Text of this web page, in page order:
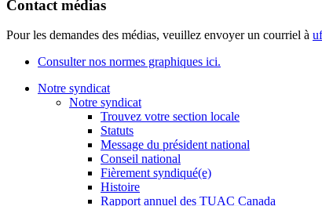
Contact médias
Pour les demandes des médias, veuillez envoyer un courriel à
Consulter nos normes graphiques ici.
Notre syndicat
Notre syndicat
Trouvez votre section locale
Statuts
Message du président national
Conseil national
Fièrement syndiqué(e)
Histoire
Rapport annuel des TUAC Canada